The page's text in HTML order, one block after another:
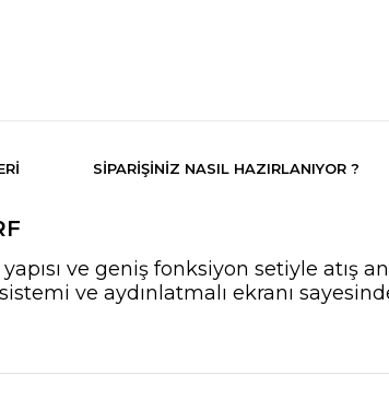
SIPARIŞINIZ NASIL HAZIRLANIYOR ?
ve geniş fonksiyon setiyle atış
ve aydınlatmalı ekranı